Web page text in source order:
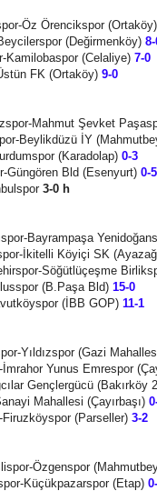
Öz Örencikspor (Ortaköy)
(Değirmenköy)
Kamilobaspor (Celaliye) 7-0
FK (Ortaköy) 9-0
Mahmut Şevket
Beylikdüzü İY
(Karadolap) 0-3
Güngören Bld (Esenyurt) 0-5
3-0 h
Bayrampaşa
İkitelli Köyiçi SK
Söğütlüçeşme
(B.Paşa Bld) 15-0
(İBB GOP) 11-1
Yıldızspor (Gazi
Yunus Emrespor
Gençlergücü (Bakırköy
Mahallesi (Çayırbaşı)
Firuzköyspor (Parseller) 3-2
Özgenspor
Küçükpazarspor (Etap)